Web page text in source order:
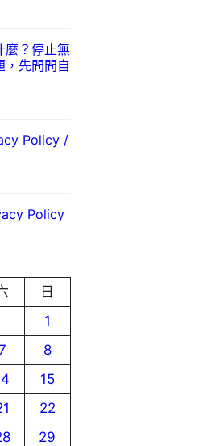
麼？停止無
，先問問自
Policy /
Policy
日
1
8
15
22
29